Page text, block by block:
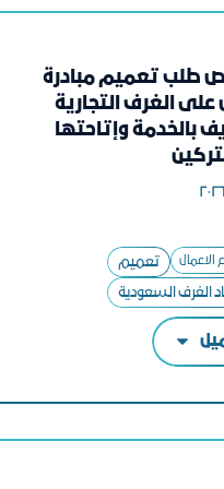
طلب تعميم مبادرة
الغرف التجارية
بالخدمة وإتاحتها
الاعمال
تعميم
الغرف السعودية